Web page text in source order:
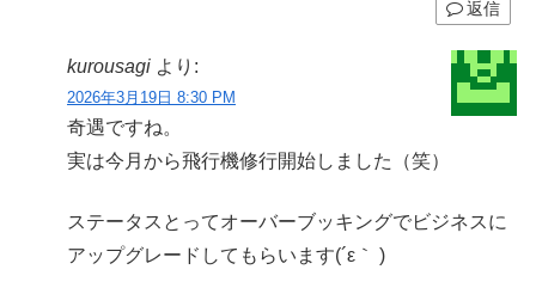
返信
kurousagi より:
2026年3月19日 8:30 PM
奇遇ですね。
実は今月から飛行機修行開始しました（笑）
ステータスとってオーバーブッキングでビジネスに
アップグレードしてもらいます(´ε｀ )